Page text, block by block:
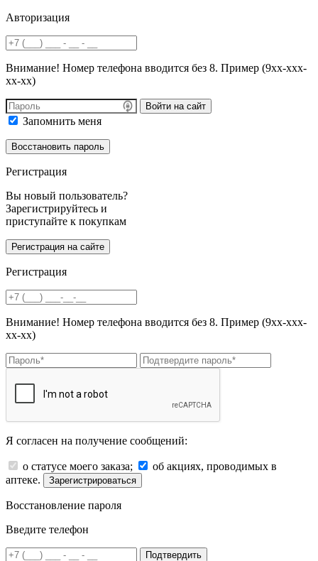
Авторизация
Внимание! Номер телефона вводится без 8. Пример (9хх-ххх-
хх-хх)
Войти на сайт
Запомнить меня
Регистрация
Вы новый пользователь?
Зарегистрируйтесь и
приступайте к покупкам
Регистрация
Внимание! Номер телефона вводится без 8. Пример (9хх-ххх-
хх-хх)
Я согласен на получение сообщений:
о статусе моего заказа;
об акциях, проводимых в
аптеке.
Зарегистрироваться
Восстановление пароля
Введите телефон
Подтвердить